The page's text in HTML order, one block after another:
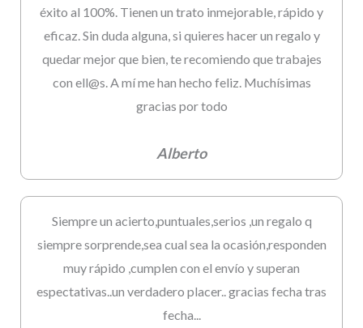
éxito al 100%. Tienen un trato inmejorable, rápido y
eficaz. Sin duda alguna, si quieres hacer un regalo y
quedar mejor que bien, te recomiendo que trabajes
con ell@s. A mí me han hecho feliz. Muchísimas
gracias por todo
Alberto
Siempre un acierto,puntuales,serios ,un regalo q
siempre sorprende,sea cual sea la ocasión,responden
muy rápido ,cumplen con el envío y superan
espectativas..un verdadero placer.. gracias fecha tras
fecha...